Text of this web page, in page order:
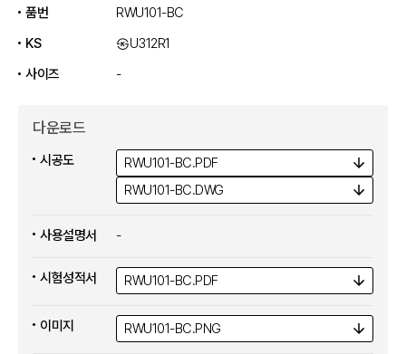
품번
RWU101-BC
KS
㉿U312R1
사이즈
-
다운로드
시공도 RWU101-BC.PDF
RWU101-BC.DWG
사용설명서 -
시험성적서 RWU101-BC.PDF
이미지 RWU101-BC.PNG